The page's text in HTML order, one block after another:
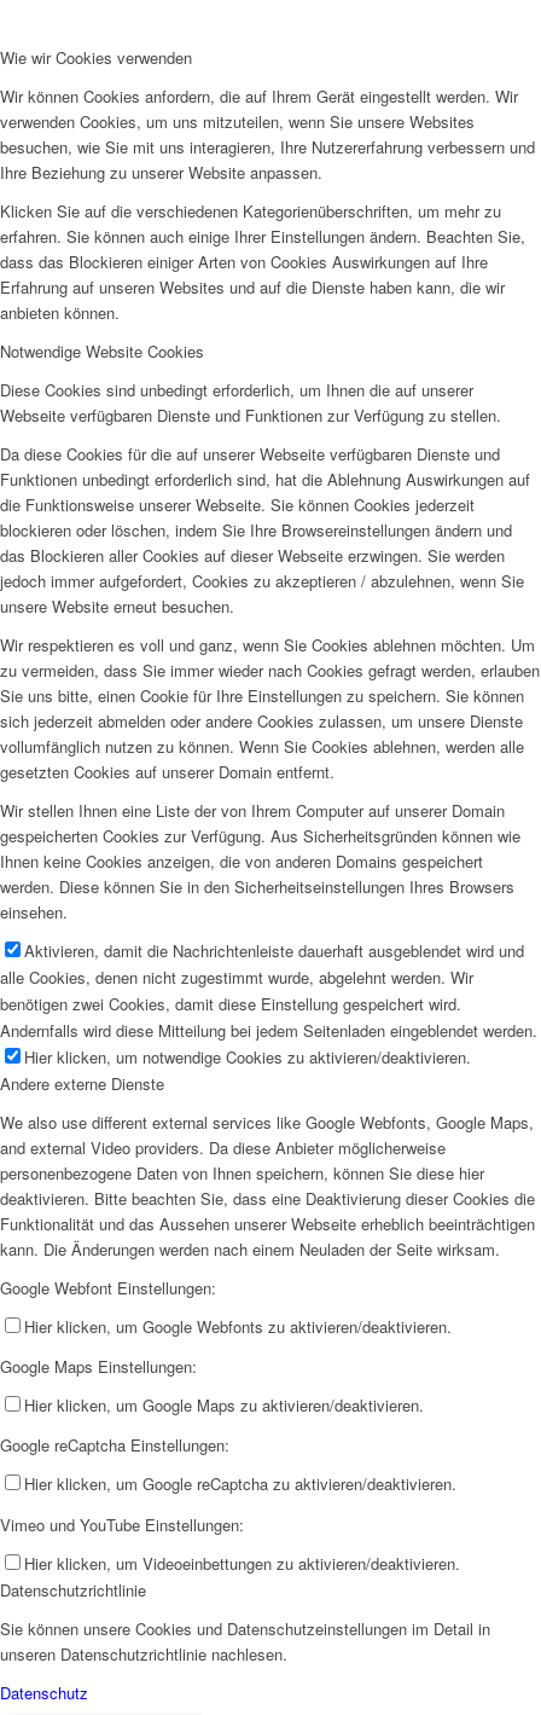
Wie wir Cookies verwenden
Wir können Cookies anfordern, die auf Ihrem Gerät eingestellt werden. Wir
verwenden Cookies, um uns mitzuteilen, wenn Sie unsere Websites
besuchen, wie Sie mit uns interagieren, Ihre Nutzererfahrung verbessern und
Ihre Beziehung zu unserer Website anpassen.
Klicken Sie auf die verschiedenen Kategorienüberschriften, um mehr zu
erfahren. Sie können auch einige Ihrer Einstellungen ändern. Beachten Sie,
dass das Blockieren einiger Arten von Cookies Auswirkungen auf Ihre
Erfahrung auf unseren Websites und auf die Dienste haben kann, die wir
anbieten können.
Notwendige Website Cookies
Diese Cookies sind unbedingt erforderlich, um Ihnen die auf unserer
Webseite verfügbaren Dienste und Funktionen zur Verfügung zu stellen.
Da diese Cookies für die auf unserer Webseite verfügbaren Dienste und
Funktionen unbedingt erforderlich sind, hat die Ablehnung Auswirkungen auf
die Funktionsweise unserer Webseite. Sie können Cookies jederzeit
blockieren oder löschen, indem Sie Ihre Browsereinstellungen ändern und
das Blockieren aller Cookies auf dieser Webseite erzwingen. Sie werden
jedoch immer aufgefordert, Cookies zu akzeptieren / abzulehnen, wenn Sie
unsere Website erneut besuchen.
Wir respektieren es voll und ganz, wenn Sie Cookies ablehnen möchten. Um
zu vermeiden, dass Sie immer wieder nach Cookies gefragt werden, erlauben
Sie uns bitte, einen Cookie für Ihre Einstellungen zu speichern. Sie können
sich jederzeit abmelden oder andere Cookies zulassen, um unsere Dienste
vollumfänglich nutzen zu können. Wenn Sie Cookies ablehnen, werden alle
gesetzten Cookies auf unserer Domain entfernt.
Wir stellen Ihnen eine Liste der von Ihrem Computer auf unserer Domain
gespeicherten Cookies zur Verfügung. Aus Sicherheitsgründen können wie
Ihnen keine Cookies anzeigen, die von anderen Domains gespeichert
werden. Diese können Sie in den Sicherheitseinstellungen Ihres Browsers
einsehen.
Aktivieren, damit die Nachrichtenleiste dauerhaft ausgeblendet wird und
alle Cookies, denen nicht zugestimmt wurde, abgelehnt werden. Wir
benötigen zwei Cookies, damit diese Einstellung gespeichert wird.
Andernfalls wird diese Mitteilung bei jedem Seitenladen eingeblendet werden.
Hier klicken, um notwendige Cookies zu aktivieren/deaktivieren.
Andere externe Dienste
We also use different external services like Google Webfonts, Google Maps,
and external Video providers. Da diese Anbieter möglicherweise
personenbezogene Daten von Ihnen speichern, können Sie diese hier
deaktivieren. Bitte beachten Sie, dass eine Deaktivierung dieser Cookies die
Funktionalität und das Aussehen unserer Webseite erheblich beeinträchtigen
kann. Die Änderungen werden nach einem Neuladen der Seite wirksam.
Google Webfont Einstellungen:
Hier klicken, um Google Webfonts zu aktivieren/deaktivieren.
Google Maps Einstellungen:
Hier klicken, um Google Maps zu aktivieren/deaktivieren.
Google reCaptcha Einstellungen:
Hier klicken, um Google reCaptcha zu aktivieren/deaktivieren.
Vimeo und YouTube Einstellungen:
Hier klicken, um Videoeinbettungen zu aktivieren/deaktivieren.
Datenschutzrichtlinie
Sie können unsere Cookies und Datenschutzeinstellungen im Detail in
unseren Datenschutzrichtlinie nachlesen.
Datenschutz